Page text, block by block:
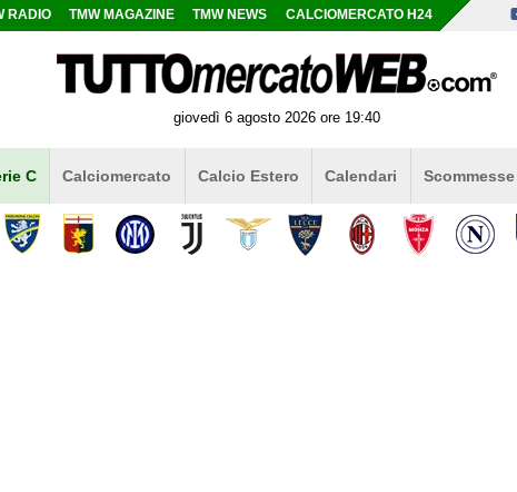
RADIO TMW MAGAZINE TMW NEWS CALCIOMERCATO H24
giovedì 6 agosto 2026 ore 19:40
C Calciomercato Calcio Estero Calendari Scommesse